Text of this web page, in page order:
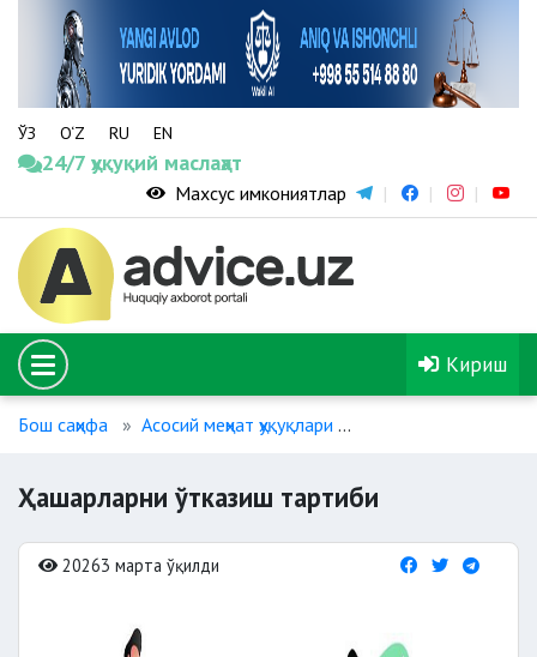
ЎЗ O‘Z RU EN
24/7 ҳуқуқий маслаҳат
Махсус имкониятлар
Кириш
Бош саҳифа Асосий меҳнат ҳуқуқлари
Ҳашарларни ўтказиш тартиби
20263 марта ўқилди